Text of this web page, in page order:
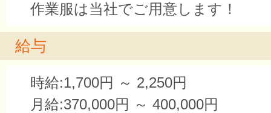
作業服は当社でご用意します！
給与
時給:1,700円 ～ 2,250円
月給:370,000円 ～ 400,000円